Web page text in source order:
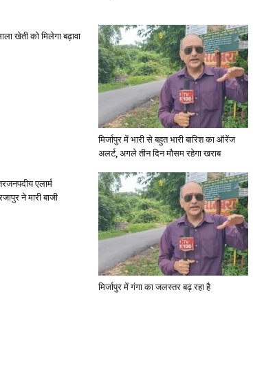
खेती को मिलेगा बढ़ावा
मिर्जापुर में भारी से बहुत भारी बारिश का ऑरेंज
अलर्ट, अगले तीन दिन मौसम रहेगा खराब
एलार्म
ने मारी बाजी
मिर्जापुर में गंगा का जलस्तर बढ़ रहा है